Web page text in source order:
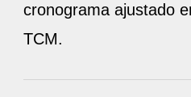
cronograma ajustado
TCM.